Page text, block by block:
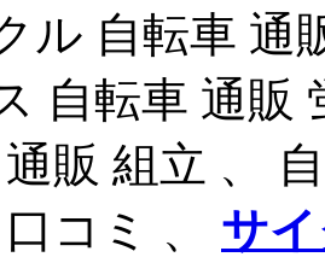
ル 自転車 通
自転車 通販
販 組立 、
コミ 、 サ